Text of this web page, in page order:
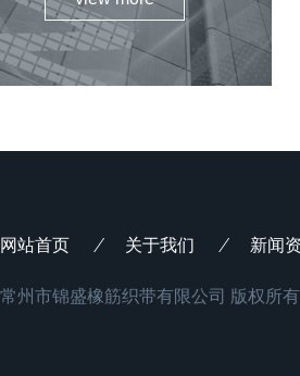
网站首页 关于我们 新闻
常州市锦盛橡筋织带有限公司 版权所有